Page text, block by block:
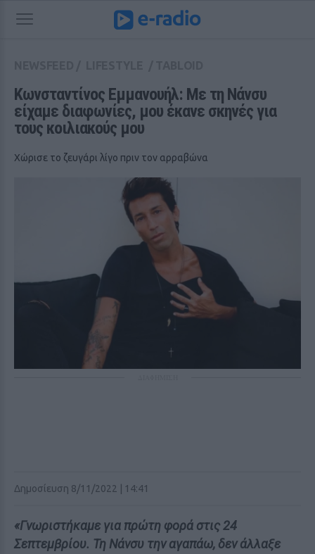
Κωνσταντίνος Εμμανουήλ: Με τη Νάνσυ
είχαμε διαφωνίες, μου έκανε σκηνές για
τους κοιλιακούς μου
Χώρισε το ζευγάρι λίγο πριν τον αρραβώνα
Δημοσίευση 8/11/2022 | 14:41
«Γνωριστήκαμε για πρώτη φορά στις 24
Σεπτεμβρίου. Τη Νάνσυ την αγαπάω, δεν άλλαξε